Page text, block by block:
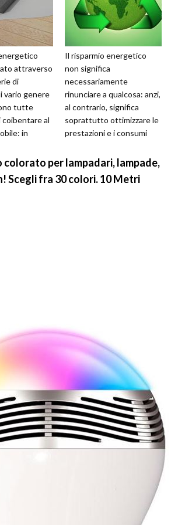
attraverso
di
vario genere
tutte
al
in
Il risparmio energetico
non significa
necessariamente
rinunciare a qualcosa: anzi,
al contrario, significa
soprattutto ottimizzare le
prestazioni e i consumi
di piccoli c...
per lampadari, lampade,
Scegli fra 30 colori. 10 Metri